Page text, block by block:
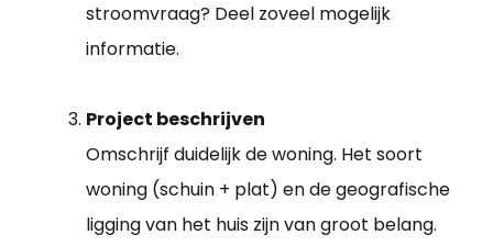
stroomvraag? Deel zoveel mogelijk
informatie.
Project beschrijven
Omschrijf duidelijk de woning. Het soort
woning (schuin + plat) en de geografische
ligging van het huis zijn van groot belang.